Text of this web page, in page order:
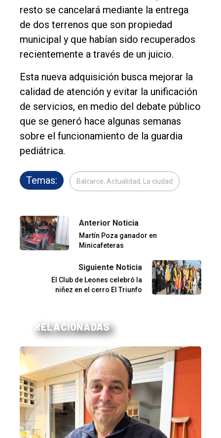
resto se cancelará mediante la entrega
de dos terrenos que son propiedad
municipal y que habían sido recuperados
recientemente a través de un juicio.
Esta nueva adquisición busca mejorar la
calidad de atención y evitar la unificación
de servicios, en medio del debate público
que se generó hace algunas semanas
sobre el funcionamiento de la guardia
pediátrica.
Temas: Balcarce, Actualidad, La ciudad
Anterior Noticia
Martín Poza ganador en
Minicafeteras
Siguiente Noticia
El Club de Leones celebró la
niñez en el cerro El Triunfo
RELACIONADAS